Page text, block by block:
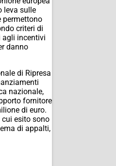
leva sulle
permettono
criteri di
agli incentivi
danno
di Ripresa
nazionale,
fornitore
di euro.
cui esito sono
di appalti,